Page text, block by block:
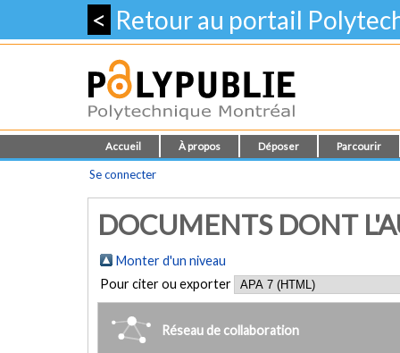
< Retour au portail
Accueil À propos Déposer Parcourir
Se connecter
DOCUMENTS DONT
Monter d'un niveau
Pour citer ou exporter
Réseau de collaboration